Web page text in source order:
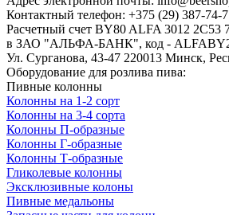
Контактный телефон: +375 (29) 387-74-
Расчетный счет BY80 ALFA 3012 2C53
в ЗАО "АЛЬФА-БАНК", код -
Ул. Сурганова, 43-47 220013 Минск,
Оборудование для розлива пива:
Пивные колонны
Колонны на 1-2 сорт
Колонны на 3-4 сорта
Колонны П-образные
Колонны Г-образные
Колонны Т-образные
Гликолевые колонны
Эксклюзивные колоны
Пивные медальоны